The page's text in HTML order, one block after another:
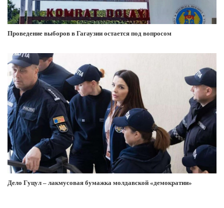
Проведение выборов в Гагаузии остается под вопросом
Дело Гуцул – лакмусовая бумажка молдавской «демократии»